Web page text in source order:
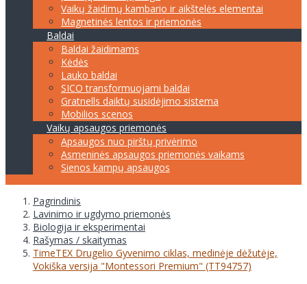
Vaikų žaidimų kambario ir aikštelės elementai
Magnetinės lentos ir priemonės
Baldai
Baldai žaidimams
Kėdės
Lauko baldai
SICO transformuojami baldai
Gratnells daiktų susidėjimo sistema
Mobilios scenos
Vaikų apsaugos priemonės
Apsaugos nuo pirštų privėrimo
Asmeninės apsaugos priemonės vaikams
Sienos kampų apsaugos
Pagrindinis
Lavinimo ir ugdymo priemonės
Biologija ir eksperimentai
Rašymas / skaitymas
TimeTEX Drugelio Gyvenimo ciklas, medinėje dėžutėje,
Vokiška versija "Montessori Premium" (TT94757)